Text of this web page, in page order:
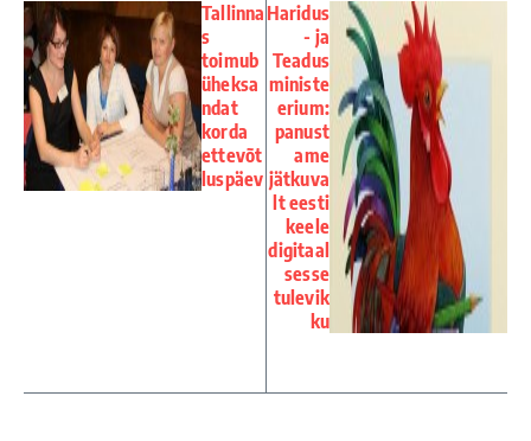
Tallinna
s
toimub
üheksa
ndat
korda
ettevõt
luspäev
Haridus
- ja
Teadus
ministe
erium:
panust
ame
jätkuva
lt eesti
keele
digitaal
sesse
tulevik
ku